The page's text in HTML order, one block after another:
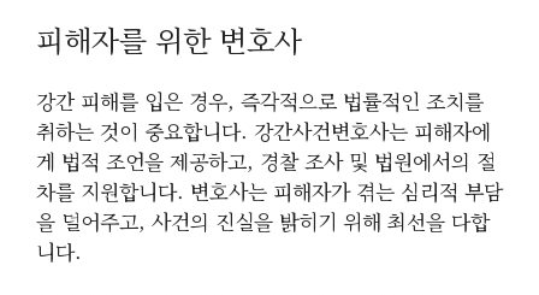
피해자를 위한 변호사
강간 피해를 입은 경우, 즉각적으로 법률적인 조치를
취하는 것이 중요합니다. 강간사건변호사는 피해자에
게 법적 조언을 제공하고, 경찰 조사 및 법원에서의 절
차를 지원합니다. 변호사는 피해자가 겪는 심리적 부담
을 덜어주고, 사건의 진실을 밝히기 위해 최선을 다합
니다.